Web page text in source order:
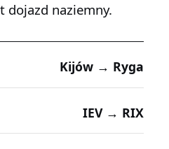
dojazd naziemny.
Kijów → Ryga
IEV → RIX